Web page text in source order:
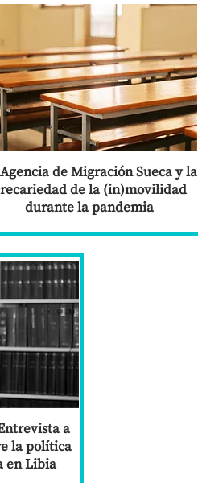
de Migración Sueca y la
de la (in)movilidad
durante la pandemia
a
la política
en Libia